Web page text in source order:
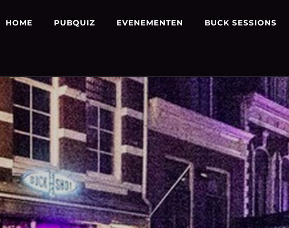
HOME PUBQUIZ EVENEMENTEN BUCK SESSIONS